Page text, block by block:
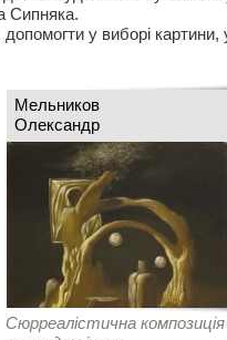
Сипняка.
у виборі картини,
Мельников
Олександр
Сюрреалістична композиція